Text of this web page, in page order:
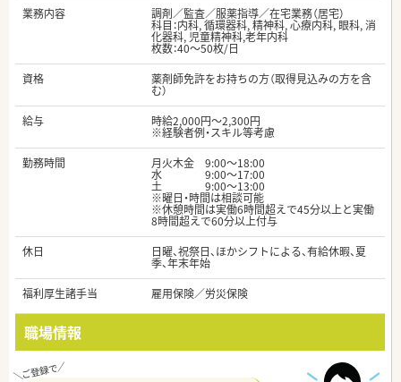
業務内容
調剤／監査／服薬指導／在宅業務（居宅）
科目：内科, 循環器科, 精神科, 心療内科, 眼科, 消
化器科, 児童精神科,老年内科
枚数：40～50枚/日
資格
薬剤師免許をお持ちの方（取得見込みの方を含
む）
給与
時給2,000円～2,300円
※経験者例・スキル等考慮
勤務時間
月火木金 9:00～18:00
水 9:00～17:00
土 9:00～13:00
※曜日・時間は相談可能
※休憩時間は実働6時間超えで45分以上と実働
8時間超えで60分以上付与
休日
日曜、祝祭日、ほかシフトによる、有給休暇、夏
季、年末年始
福利厚生諸手当
雇用保険／労災保険
職場情報